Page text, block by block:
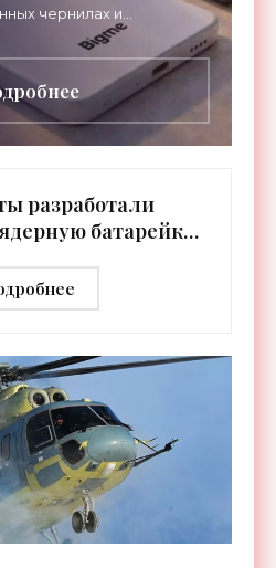
чернилах и
дополнительный.
собрать читательское
разработали
батарейку,